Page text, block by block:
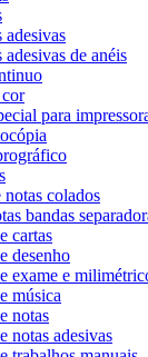
adesivas
adesivas de anéis
para
colados
bandas
cartas
desenho
exame e
música
notas
notas adesivas